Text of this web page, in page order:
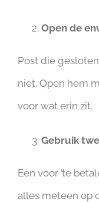
Open de
Post die
niet. Open hem
voor wat erin zit.
Gebruik
Eén voor ’te
alles meteen op